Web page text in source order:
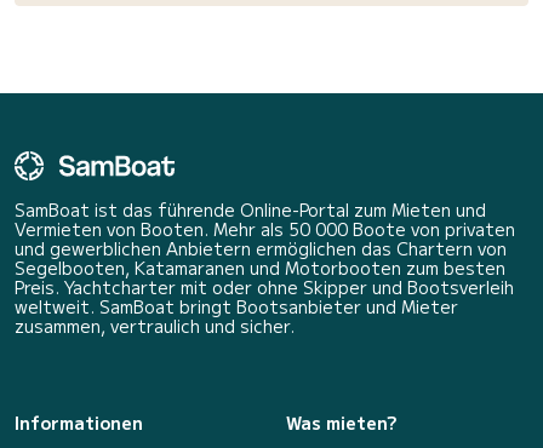
SamBoat ist das führende Online-Portal zum Mieten und
Vermieten von Booten. Mehr als 50 000 Boote von privaten
und gewerblichen Anbietern ermöglichen das Chartern von
Segelbooten, Katamaranen und Motorbooten zum besten
Preis. Yachtcharter mit oder ohne Skipper und Bootsverleih
weltweit. SamBoat bringt Bootsanbieter und Mieter
zusammen, vertraulich und sicher.
Informationen
Was mieten?